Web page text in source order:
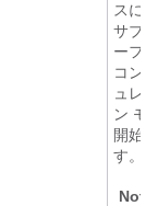
スに
サブ
ーフ
コン
ュレ
ン モ
開始
す。
Note